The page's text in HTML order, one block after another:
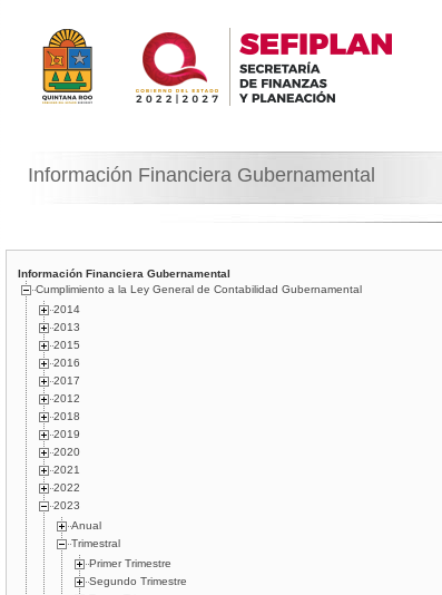
Información Financiera Gubernamental
Información Financiera Gubernamental
Cumplimiento a la Ley General de Contabilidad Gubernamental
2014
2013
2015
2016
2017
2012
2018
2019
2020
2021
2022
2023
Anual
Trimestral
Primer Trimestre
Segundo Trimestre